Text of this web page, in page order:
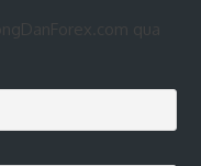
qua